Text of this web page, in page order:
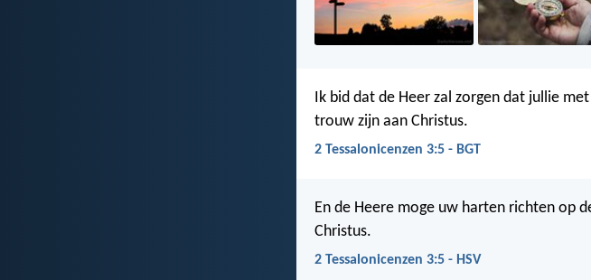
Ik bid dat de Heer zal zorgen dat jullie
trouw zijn aan Christus.
2 Tessalonicenzen 3:5 - BGT
En de Heere moge uw harten richten op
Christus.
2 Tessalonicenzen 3:5 - HSV